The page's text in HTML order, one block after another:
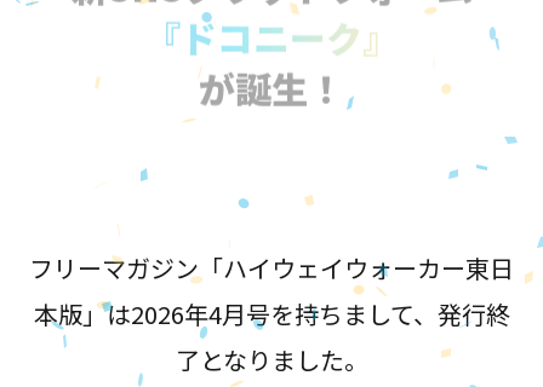
『ドコニーク』
が誕生！
フリーマガジン「ハイウェイウォーカー東日
本版」は2026年4月号を持ちまして、発行終
了となりました。